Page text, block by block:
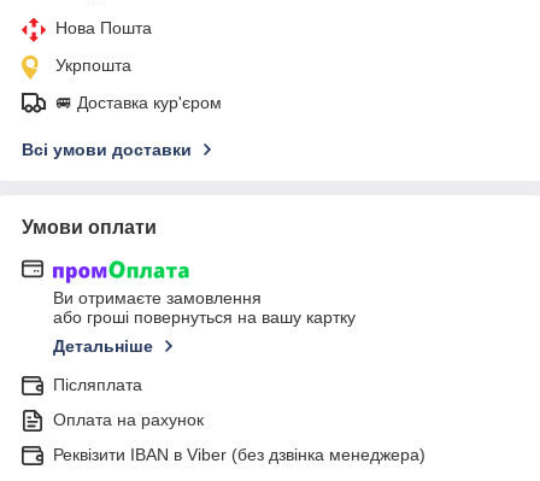
Нова Пошта
Укрпошта
🚐 Доставка кур'єром
Всі умови доставки
Умови оплати
Ви отримаєте замовлення
або гроші повернуться на вашу картку
Детальніше
Післяплата
Оплата на рахунок
Реквізити IBAN в Viber (без дзвінка менеджера)